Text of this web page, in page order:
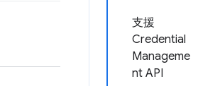
支援
Credential
Manageme
nt API